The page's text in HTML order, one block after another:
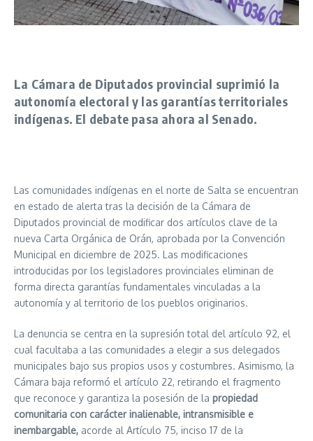
La Cámara de Diputados provincial suprimió la
autonomía electoral y las garantías territoriales
indígenas. El debate pasa ahora al Senado.
Las comunidades indígenas en el norte de Salta se encuentran
en estado de alerta tras la decisión de la Cámara de
Diputados provincial de modificar dos artículos clave de la
nueva Carta Orgánica de Orán, aprobada por la Convención
Municipal en diciembre de 2025. Las modificaciones
introducidas por los legisladores provinciales eliminan de
forma directa garantías fundamentales vinculadas a la
autonomía y al territorio de los pueblos originarios.
La denuncia se centra en la supresión total del artículo 92, el
cual facultaba a las comunidades a elegir a sus delegados
municipales bajo sus propios usos y costumbres. Asimismo, la
Cámara baja reformó el artículo 22, retirando el fragmento
que reconoce y garantiza la posesión de la propiedad
comunitaria con carácter inalienable, intransmisible e
inembargable, acorde al Artículo 75, inciso 17 de la